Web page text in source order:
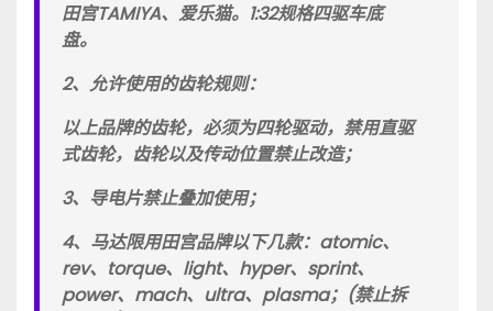
田宫TAMIYA、爱乐猫。1:32规格四驱车底
盘。
2、允许使用的齿轮规则：
以上品牌的齿轮，必须为四轮驱动，禁用直驱
式齿轮，齿轮以及传动位置禁止改造；
3、导电片禁止叠加使用；
4、马达限用田宫品牌以下几款：atomic、
rev、torque、light、hyper、sprint、
power、mach、ultra、plasma；(禁止拆